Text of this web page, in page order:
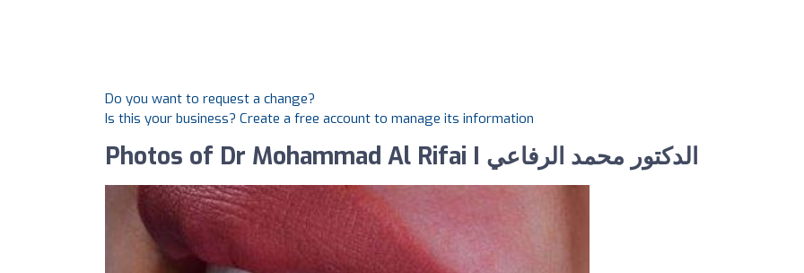
Do you want to request a change?
Is this your business? Create a free account to manage its information
Photos of Dr Mohammad Al Rifai I الدكتور محمد الرفاعي